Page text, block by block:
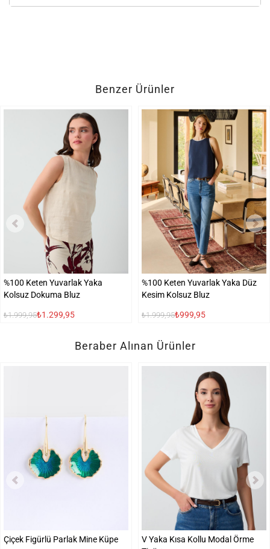
Benzer Ürünler
%100 Keten Yuvarlak Yaka
Kolsuz Dokuma Bluz
₺1.999,95₺1.299,95
%100 Keten Yuvarlak Yaka Düz
Kesim Kolsuz Bluz
₺1.999,95₺999,95
Beraber Alınan Ürünler
Çiçek Figürlü Parlak Mine Küpe
V Yaka Kısa Kollu Modal Örme